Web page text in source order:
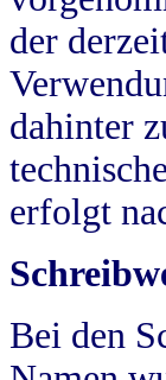
der
dahinter
erfolgt
Bei den